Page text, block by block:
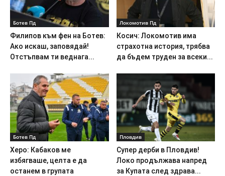
Ботев Пд
Филипов към фен на Ботев:
Ако искаш, заповядай!
Отстъпвам ти веднага...
Локомотив Пд
Косич: Локомотив има
страхотна история, трябва
да бъдем труден за всеки...
Ботев Пд
Херо: Кабаков ме
избягваше, целта е да
останем в групата
Пловдив
Супер дерби в Пловдив!
Локо продължава напред
за Купата след здрава...